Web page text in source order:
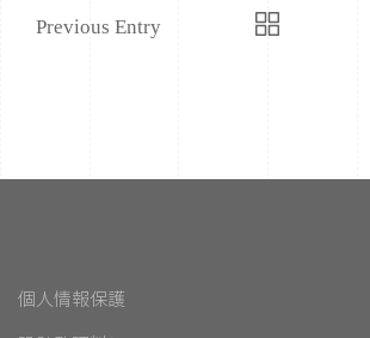
Previous Entry
個人情報保護